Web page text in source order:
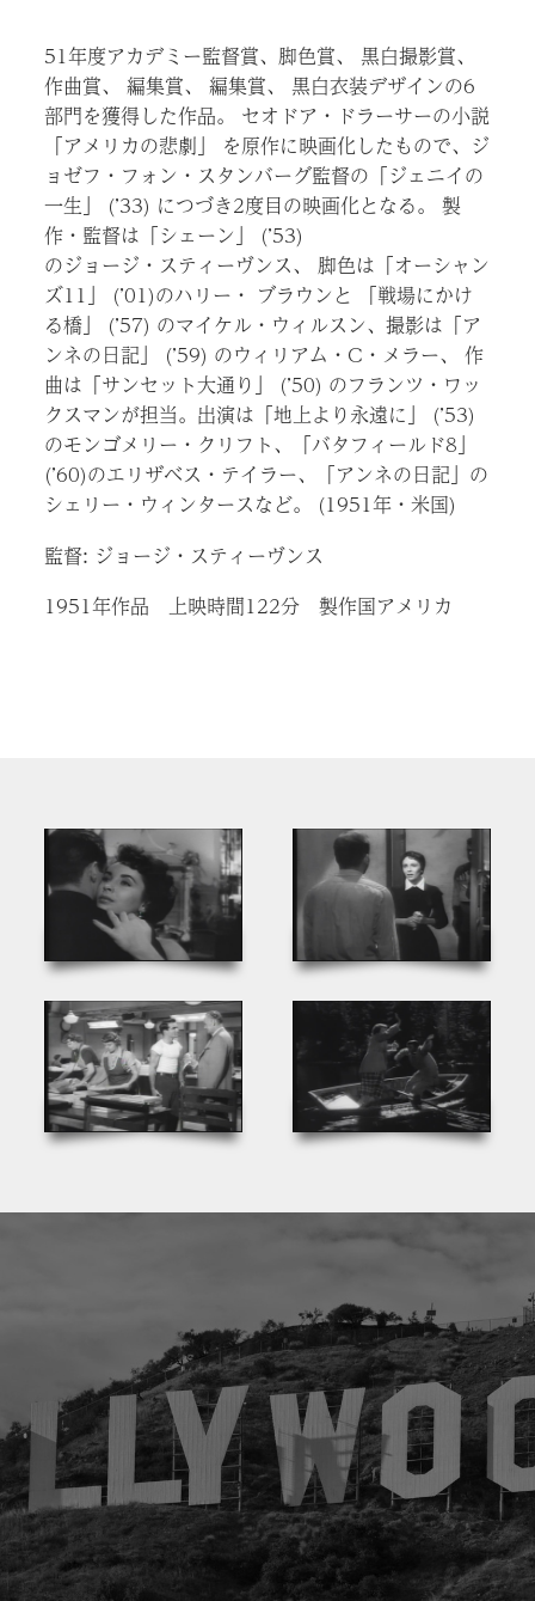
51年度アカデミー監督賞、脚色賞、 黒白撮影賞、
作曲賞、 編集賞、 編集賞、 黒白衣装デザインの6
部門を獲得した作品。 セオドア・ドラーサーの小説
「アメリカの悲劇」 を原作に映画化したもので、ジ
ョゼフ・フォン・スタンバーグ監督の「ジェニイの
一生」 (’33) につづき2度目の映画化となる。 製
作・監督は「シェーン」 (’53)
のジョージ・スティーヴンス、 脚色は「オーシャン
ズ11」 (’01)のハリー・ ブラウンと 「戦場にかけ
る橋」 (’57) のマイケル・ウィルスン、撮影は「ア
ンネの日記」 (’59) のウィリアム・C・メラー、 作
曲は「サンセット大通り」 (’50) のフランツ・ワッ
クスマンが担当。出演は「地上より永遠に」 (’53)
のモンゴメリー・クリフト、「バタフィールド8」
(’60)のエリザベス・テイラー、「アンネの日記」の
シェリー・ウィンタースなど。 (1951年・米国)
監督: ジョージ・スティーヴンス
1951年作品 上映時間122分 製作国アメリカ